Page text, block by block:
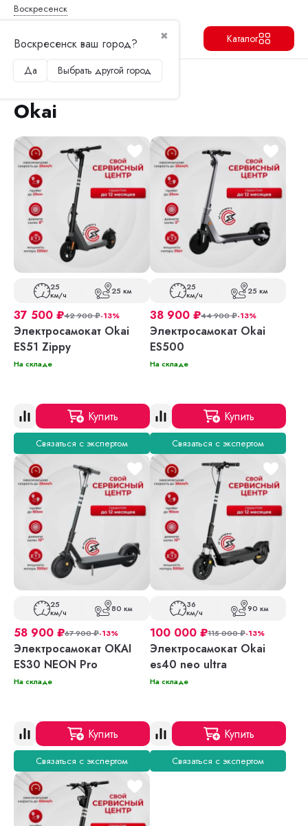
Воскресенск
✖
Воскресенск ваш город?
Да Выбрать другой город
Каталог
Главная Электросамокаты Okai
Okai
25
км/ч 25 км
37 500 ₽42 900₽-13%
Электросамокат Okai
ES51 Zippy
На складе
Купить
Связаться с экспертом
25
км/ч 25 км
38 900 ₽44 900₽-13%
Электросамокат Okai
ES500
На складе
Купить
Связаться с экспертом
25
км/ч 80 км
58 900 ₽67 900₽-13%
Электросамокат OKAI
ES30 NEON Pro
На складе
Купить
Связаться с экспертом
36
км/ч 90 км
100 000 ₽115 000₽-13%
Электросамокат Okai
es40 neo ultra
На складе
Купить
Связаться с экспертом
Продолжить